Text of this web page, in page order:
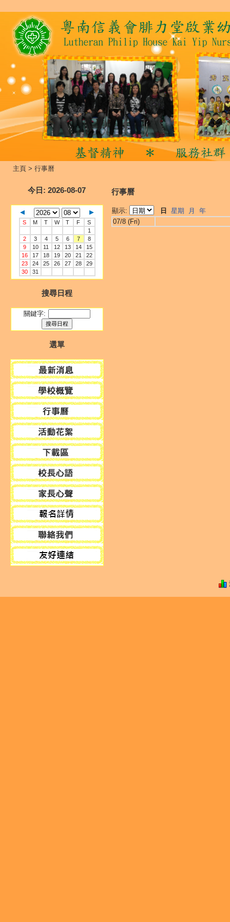
主頁 > 行事曆
今日 : 2026-08-07
S M T W T F
S
1
2
3 4 5 6 7
8
9
10 11 12 13 14
15
16
17 18 19 20 21
22
23
24 25 26 27 28
29
30
31
搜尋日程
關鍵字:
選單
行事曆
顯示: 日 星期 月
年
07/8 (Fri)